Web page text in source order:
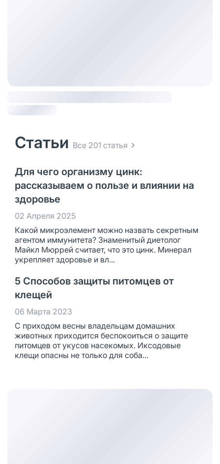
Статьи Все 201 статья
Для чего организму цинк:
рассказываем о пользе и влиянии на
здоровье
02 Апреля 2025
Какой микроэлемент можно назвать секретным
агентом иммунитета? Знаменитый диетолог
Майкл Мюррей считает, что это цинк. Минерал
укрепляет здоровье и вл...
5 Способов защиты питомцев от
клещей
06 Марта 2023
С приходом весны владельцам домашних
животных приходится беспокоиться о защите
питомцев от укусов насекомых. Иксодовые
клещи опасны не только для соба...